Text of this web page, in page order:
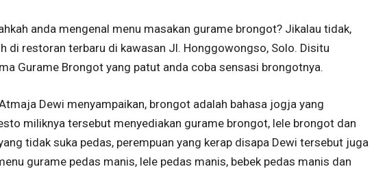
anda mengenal menu masakan gurame brongot? Jikalau tidak,
di restoran terbaru di kawasan Jl. Honggowongso, Solo. Disitu
Gurame Brongot yang patut anda coba sensasi brongotnya.
Dewi menyampaikan, brongot adalah bahasa jogja yang
miliknya tersebut menyediakan gurame brongot, lele brongot dan
tidak suka pedas, perempuan yang kerap disapa Dewi tersebut juga
gurame pedas manis, lele pedas manis, bebek pedas manis dan